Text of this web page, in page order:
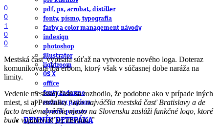
pdf, ps, acrobat, distiller
fonty, písmo, typografia
farby a color management návody
indesign
photoshop
illustrator
lightroom
OS X
office
fonty zadarmo
rozmery papiera
slovník pojmov
DENNÍK DETEPÁKA
0
0
1
0
0
Mestská časť vypísala súťaž na vytvorenie nového loga. Doteraz
komunikovala iba erbom, ktorý však v súčasnej dobe naráža na
limity.
Vedenie mestskej časti sa rozhodlo, že podobne ako v prípade iných
miest, si aj Petržalka“ako najväčšia mestská časť Bratislavy a de
facto tretie najväčšie mesto na Slovensku zaslúži funkčné logo, ktoré
bude vyjadrovať jej identitu.”